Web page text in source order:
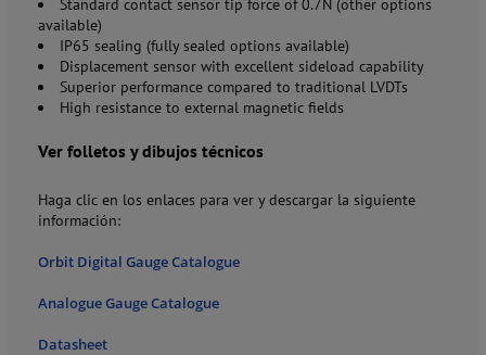
Standard contact sensor tip force of 0.7N (other options
available)
IP65 sealing (fully sealed options available)
Displacement sensor with excellent sideload capability
Superior performance compared to traditional LVDTs
High resistance to external magnetic fields
Ver folletos y dibujos técnicos
Haga clic en los enlaces para ver y descargar la siguiente
información:
Orbit Digital Gauge Catalogue
Analogue Gauge Catalogue
Datasheet